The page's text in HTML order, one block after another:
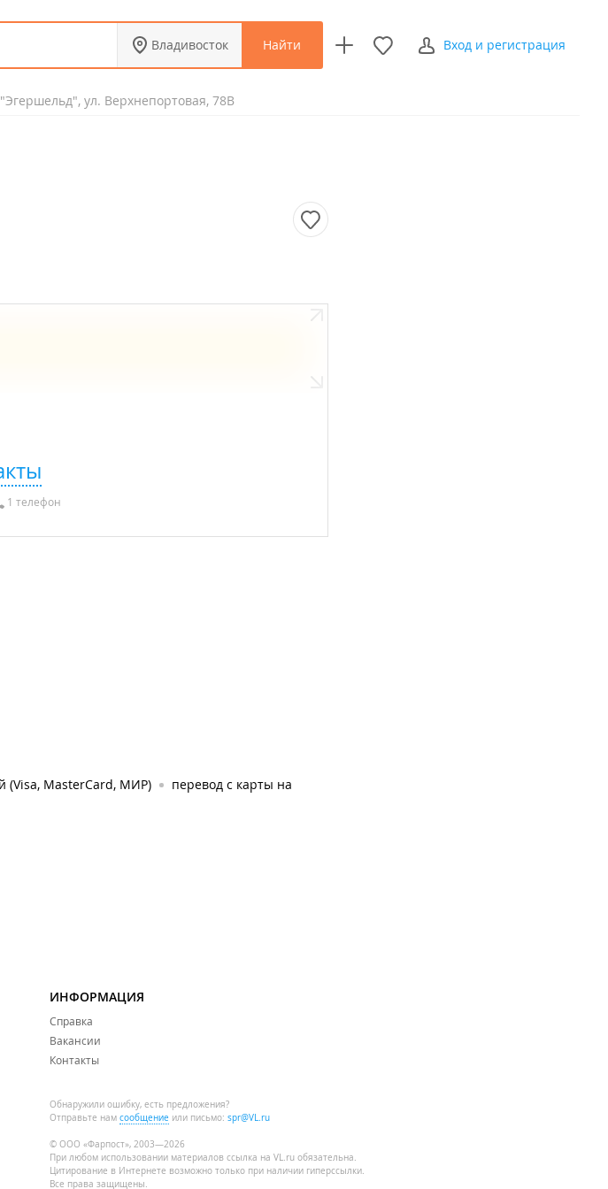
Владивосток Найти Вход и регистрация
ул. Верхнепортовая, 78В
1 телефон
(Visa, MasterCard, МИР)
перевод с карты на
ИНФОРМАЦИЯ
Справка
Вакансии
Контакты
Обнаружили ошибку, есть предложения?
Отправьте нам сообщение или письмо: spr@VL.ru
© ООО «Фарпост», 2003—2026
При любом использовании материалов ссылка на VL.ru обязательна.
Цитирование в Интернете возможно только при наличии гиперссылки.
Все права защищены.